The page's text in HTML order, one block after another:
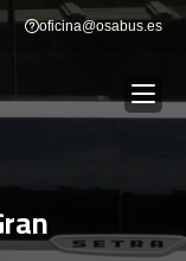
oficina@osabus.es
dropdown